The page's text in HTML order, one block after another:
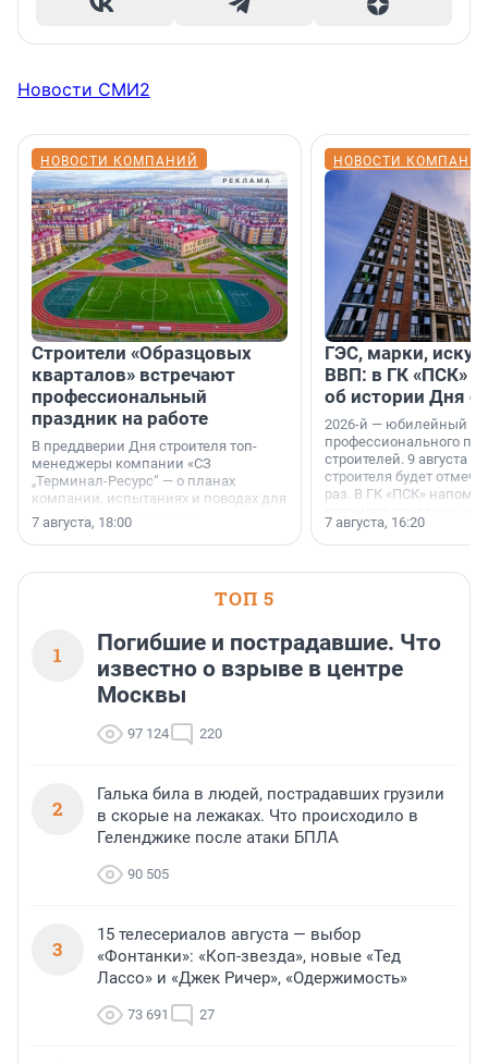
Новости СМИ2
НОВОСТИ КОМПАНИЙ
Строители «Образцовых
кварталов» встречают
профессиональный
праздник на работе
В преддверии Дня строителя топ-
менеджеры компании «СЗ
„Терминал-Ресурс“ — о планах
компании, испытаниях и поводах для
осторожного оптимизма.
7 августа, 18:00
НОВОСТИ
ГЭС, марки,
ВВП: в ГК «ПСК»
об истории Дня
2026-й — юбилейный
профессионального
строителей. 9 августа
строителя будет
раз. В ГК «ПСК»
поменялась роль
7 августа, 16:20
ТОП 5
1
Погибшие и пострадавшие. Что
известно о взрыве в центре
Москвы
97 124 220
2
Галька била в людей, пострадавших грузили
в скорые на лежаках. Что происходило в
Геленджике после атаки БПЛА
90 505
3
15 телесериалов августа — выбор
«Фонтанки»: «Коп-звезда», новые «Тед
Лассо» и «Джек Ричер», «Одержимость»
73 691 27